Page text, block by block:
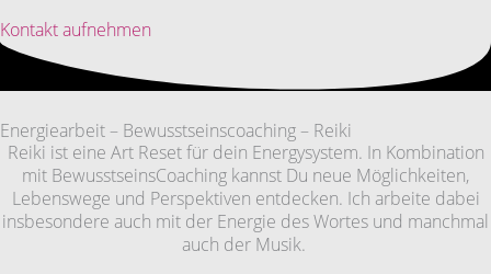
Kontakt aufnehmen
Energiearbeit – Bewusstseinscoaching – Reiki
Reiki ist eine Art Reset für dein Energysystem. In Kombination
mit BewusstseinsCoaching kannst Du neue Möglichkeiten,
Lebenswege und Perspektiven entdecken. Ich arbeite dabei
insbesondere auch mit der Energie des Wortes und manchmal
auch der Musik.